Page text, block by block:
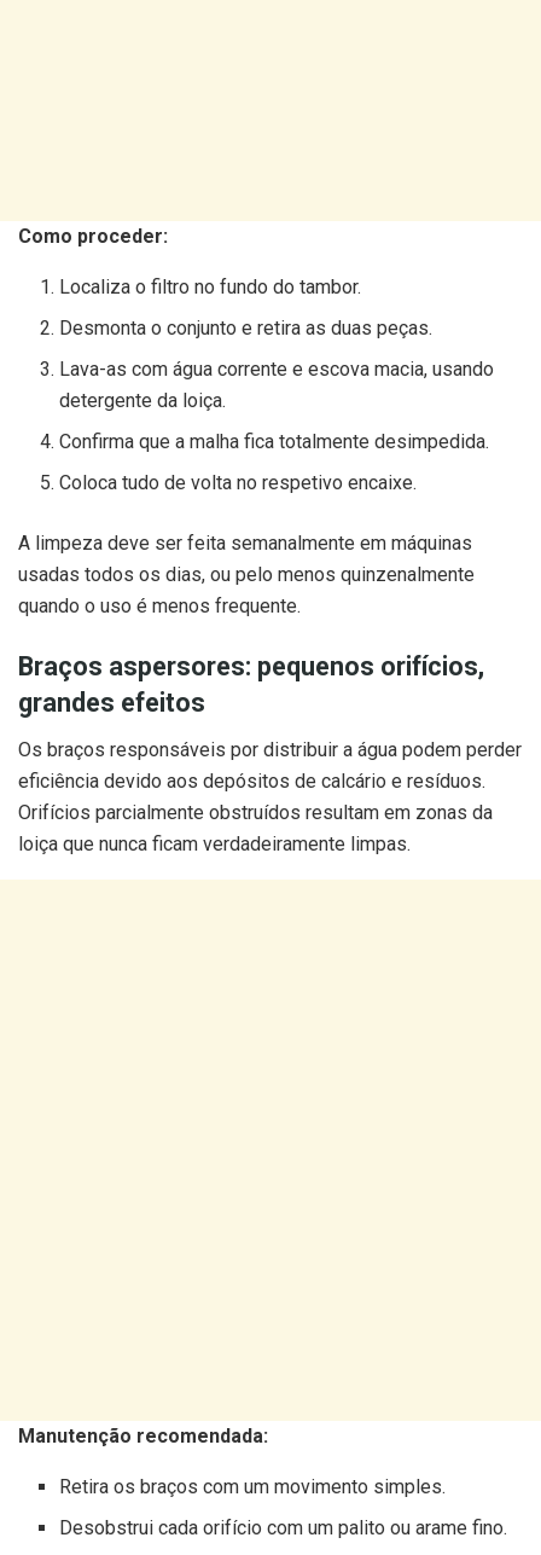
Como proceder:
Localiza o filtro no fundo do tambor.
Desmonta o conjunto e retira as duas peças.
Lava-as com água corrente e escova macia, usando
detergente da loiça.
Confirma que a malha fica totalmente desimpedida.
Coloca tudo de volta no respetivo encaixe.
A limpeza deve ser feita semanalmente em máquinas
usadas todos os dias, ou pelo menos quinzenalmente
quando o uso é menos frequente.
Braços aspersores: pequenos orifícios,
grandes efeitos
Os braços responsáveis por distribuir a água podem perder
eficiência devido aos depósitos de calcário e resíduos.
Orifícios parcialmente obstruídos resultam em zonas da
loiça que nunca ficam verdadeiramente limpas.
Manutenção recomendada:
Retira os braços com um movimento simples.
Desobstrui cada orifício com um palito ou arame fino.